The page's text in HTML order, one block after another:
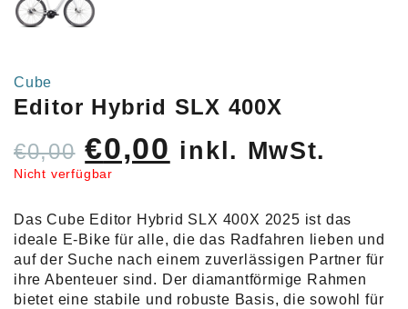
Cube
Editor Hybrid SLX 400X
€0,00 Ursprünglicher
Preis
€0,00
€0,00 Aktueller
€0,00.
inkl. MwSt.
Nicht verfügbar
Das Cube Editor Hybrid SLX 400X 2025 ist das
ideale E-Bike für alle, die das Radfahren lieben und
auf der Suche nach einem zuverlässigen Partner für
ihre Abenteuer sind. Der diamantförmige Rahmen
bietet eine stabile und robuste Basis, die sowohl für